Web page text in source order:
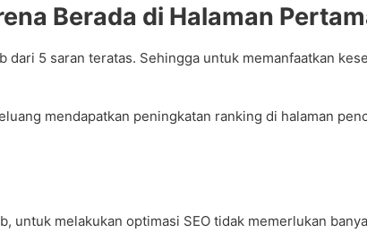
Berada di Halaman
5 saran teratas. Sehingga untuk memanfaatkan
mendapatkan peningkatan ranking di halaman
melakukan optimasi SEO tidak memerlukan